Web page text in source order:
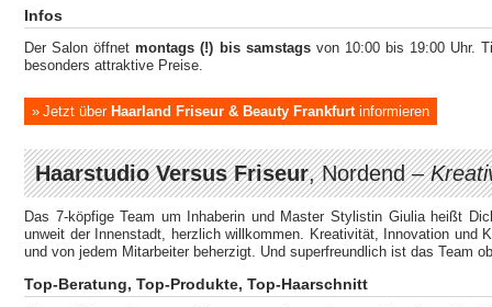
Infos
Der Salon öffnetmontags (!) bis samstagsvon 10:00 bis 19:00 Uhr.
besonders attraktive Preise.
Jetzt über Haarland Friseur & Beauty Frankfurtinformieren
Haarstudio Versus Friseur, Nordend –
Das 7-köpfige Team um Inhaberin und Master Stylistin Giulia heißt
unweit der Innenstadt, herzlich willkommen. Kreativität, Innovation und
und von jedem Mitarbeiter beherzigt. Und superfreundlich ist das Team
Top-Beratung, Top-Produkte, Top-Haarschnitt